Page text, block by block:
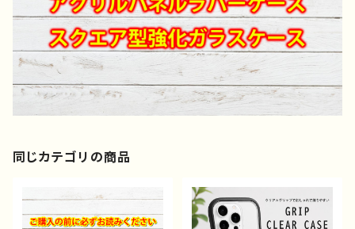
同じカテゴリの商品